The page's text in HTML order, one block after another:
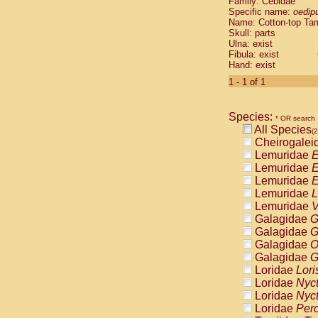
Cebidae
Cebidae
Cebidae
Cebidae
Cebidae
Cebidae
Cebidae
Cebidae
Cebidae
Cebidae
Cebidae
Cebidae
Atelidae
Atelidae
Atelidae
Atelidae
Atelidae
Atelidae
Atelidae
Atelidae
Atelidae
Atelidae
Pitheciidae
Specific name:
Name: Cotton-top
Skull: parts
Ulna: exist
Fibula: exist
Hand: exist
1 - 1 of 1
Species: * OR search
All Species
Lemuridae
Lemuridae
Lemuridae
Lemuridae
Lemuridae
Galagidae
Galagidae
Galagidae
Galagidae
Loridae
Loridae
Loridae
Loridae